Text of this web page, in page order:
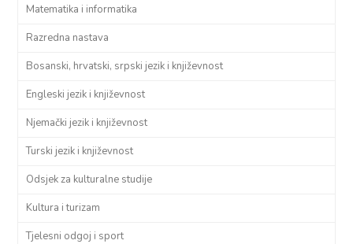
Matematika i informatika
Razredna nastava
Bosanski, hrvatski, srpski jezik i književnost
Engleski jezik i književnost
Njemački jezik i književnost
Turski jezik i književnost
Odsjek za kulturalne studije
Kultura i turizam
Tjelesni odgoj i sport